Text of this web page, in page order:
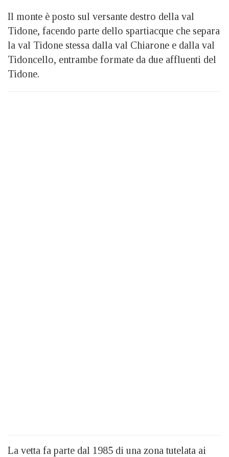
Il monte è posto sul versante destro della val
Tidone, facendo parte dello spartiacque che separa
la val Tidone stessa dalla val Chiarone e dalla val
Tidoncello, entrambe formate da due affluenti del
Tidone.
La vetta fa parte dal 1985 di una zona tutelata ai